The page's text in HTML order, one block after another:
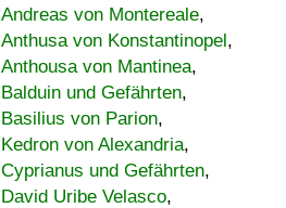
Andreas von Montereale,
Anthusa von Konstantinopel,
Anthousa von Mantinea,
Balduin und Gefährten,
Basilius von Parion,
Kedron von Alexandria,
Cyprianus und Gefährten,
David Uribe Velasco,